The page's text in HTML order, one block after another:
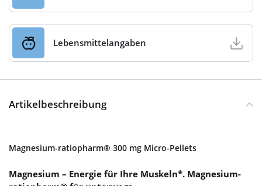
Lebensmittelangaben
Artikelbeschreibung
Magnesium-ratiopharm® 300 mg Micro-Pellets
Magnesium – Energie für Ihre Muskeln*. Magnesium-